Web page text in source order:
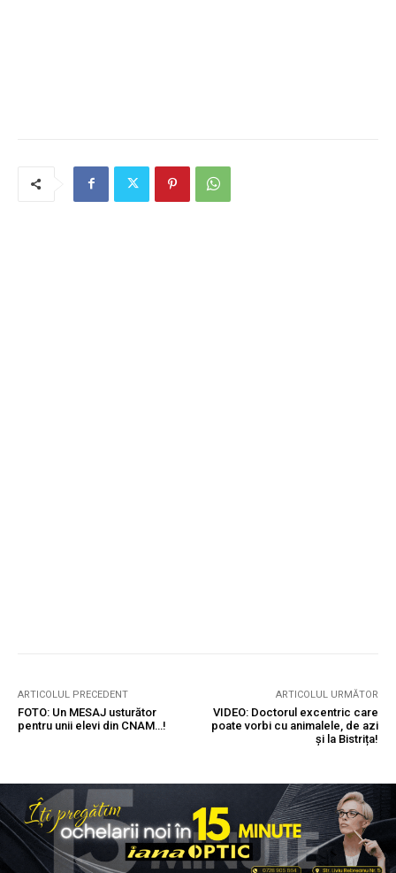
ARTICOLUL PRECEDENT
FOTO: Un MESAJ usturător
pentru unii elevi din CNAM…!
ARTICOLUL URMĂTOR
VIDEO: Doctorul excentric care
poate vorbi cu animalele, de azi
și la Bistrița!